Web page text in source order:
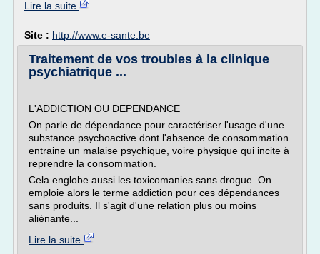
Lire la suite
Site : http://www.e-sante.be
Traitement de vos troubles à la clinique
psychiatrique ...
L'ADDICTION OU DEPENDANCE
On parle de dépendance pour caractériser l'usage d'une
substance psychoactive dont l'absence de consommation
entraine un malaise psychique, voire physique qui incite à
reprendre la consommation.
Cela englobe aussi les toxicomanies sans drogue. On
emploie alors le terme addiction pour ces dépendances
sans produits. Il s'agit d'une relation plus ou moins
aliénante...
Lire la suite